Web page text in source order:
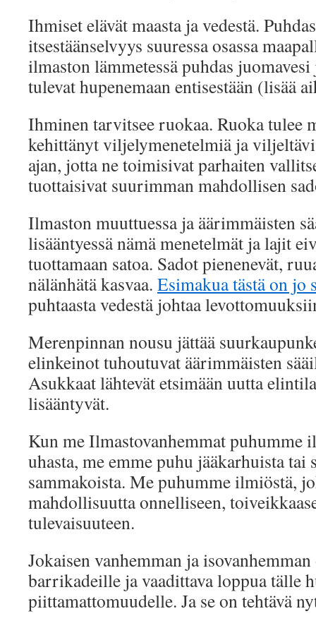
Ihmiset elävät maasta ja vedestä.
itsestäänselvyys suuressa osassa
ilmaston lämmetessä puhdas
tulevat hupenemaan entisestään (lisää
Ihminen tarvitsee ruokaa. Ruoka tulee
kehittänyt viljelymenetelmiä ja
ajan, jotta ne toimisivat parhaiten
tuottaisivat suurimman mahdollisen
Ilmaston muuttuessa ja äärimmäisten
lisääntyessä nämä menetelmät ja lajit
tuottamaan satoa. Sadot pienenevät,
nälänhätä kasvaa. Esimakua tästä on jo
puhtaasta vedestä johtaa
Merenpinnan nousu jättää
elinkeinot tuhoutuvat äärimmäisten
Asukkaat lähtevät etsimään uutta
lisääntyvät.
Kun me Ilmastovanhemmat puhumme
uhasta, me emme puhu jääkarhuista tai
sammakoista. Me puhumme ilmiöstä,
mahdollisuutta onnelliseen,
tulevaisuuteen.
Jokaisen vanhemman ja
barrikadeille ja vaadittava loppua tälle
piittamattomuudelle. Ja se on tehtävä